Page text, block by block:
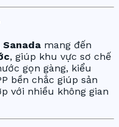
Sanada mang đến
, giúp khu vực sơ chế
gọn gàng, kiểu
bền chắc giúp sản
với nhiều không gian